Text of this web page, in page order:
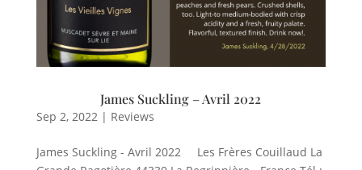
James Suckling – Avril 2022
Sep 2, 2022| Reviews
James Suckling - Avril 2022 Les Frères Couillaud La